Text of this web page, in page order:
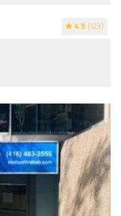
4.9 (123)